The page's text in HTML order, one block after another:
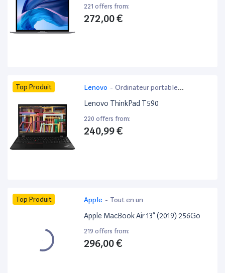
221 offers from:
272,00 €
Top Produit Lenovo - Ordinateur portable
bureautique
Lenovo ThinkPad T590
220 offers from:
240,99 €
Top Produit Apple - Tout en un
Apple MacBook Air 13” (2019) 256Go
219 offers from:
296,00 €